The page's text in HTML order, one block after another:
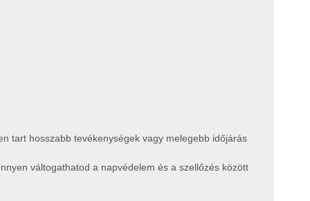
tart hosszabb tevékenységek vagy melegebb időjárás
váltogathatod a napvédelem és a szellőzés között